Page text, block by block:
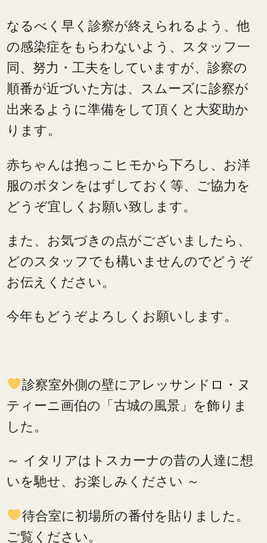
なるべく早く診察が終えられるよう、他
の感染症をもらわないよう、スタッフ一
同、努力・工夫をしていますが、診察の
順番が近づいた方は、スムーズに診察が
出来るように準備をして頂くと大変助か
ります。
赤ちゃんは抱っこヒモから下ろし、お洋
服のボタンをはずしておく等、ご協力を
どうぞ宜しくお願い致します。
また、お気づきの点がございましたら、
どのスタッフでも構いませんのでどうぞ
お伝えください。
今年もどうぞよろしくお願いします。
診察室外側の壁にアレッサンドロ・ヌ
ティーニ画伯の「古城の風景」を飾りま
した。
～ イタリアはトスカーナの昔の人達に想
いを馳せ、お楽しみください ～
待合室に初場所の番付を貼りました。
ご覧ください。